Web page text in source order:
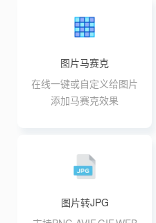
图片马赛克
在线一键或自定义给图片
添加马赛克效果
图片转JPG